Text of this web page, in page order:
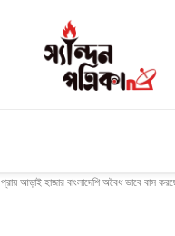
প্রায় আড়াই হাজার বাংলাদেশি অবৈধ ভাবে বাস